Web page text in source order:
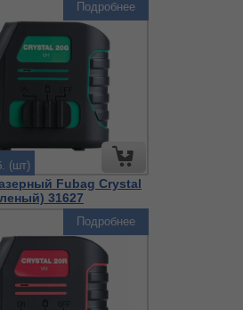
Fubag Crystal
31627
(шт)
Подробнее
Подробнее